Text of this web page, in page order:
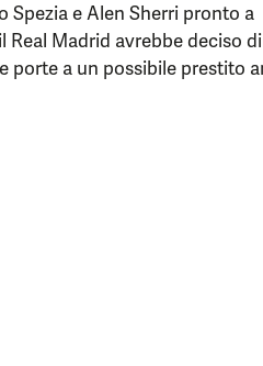
Spezia e Alen Sherri pronto a
Real Madrid avrebbe deciso di
porte a un possibile prestito